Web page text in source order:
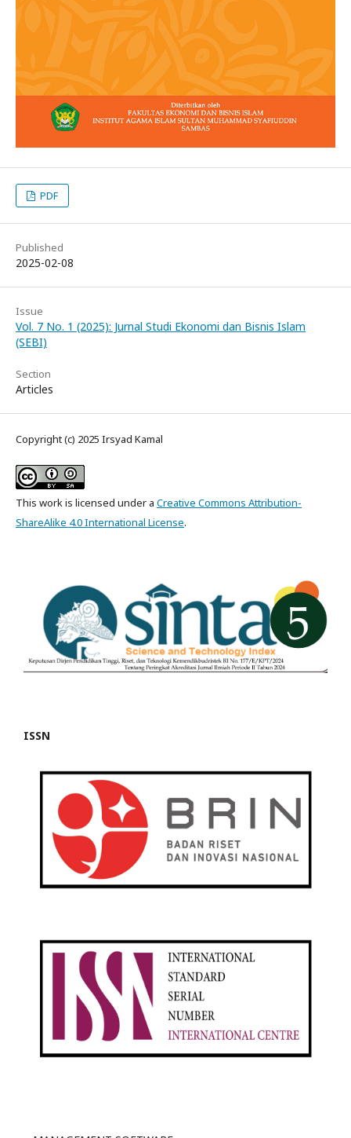
PDF
Published
2025-02-08
Issue
Vol. 7 No. 1 (2025): Jurnal Studi Ekonomi dan Bisnis Islam
(SEBI)
Section
Articles
Copyright (c) 2025 Irsyad Kamal
This work is licensed under a Creative Commons Attribution-
ShareAlike 4.0 International License.
ISSN